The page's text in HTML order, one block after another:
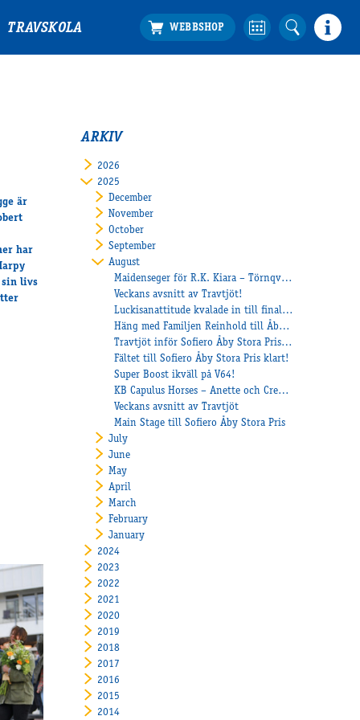
TRAVSKOLA
är
har
sin livs
ARKIV
2026
2025
December
November
October
September
August
Maidenseger för R.K. Kiara – Törnqvist tog tränardubbel
Veckans avsnitt av Travtjöt!
Luckisanattitude kvalade in till finalen av Svenskt Travderby!
Häng med Familjen Reinhold till Åby Travskola
Travtjöt inför Sofiero Åby Stora Pris 2025!
Fältet till Sofiero Åby Stora Pris klart!
Super Boost ikväll på V64!
KB Capulus Horses – Anette och Creder Johansson redo för Åby Stora Pris
Veckans avsnitt av Travtjöt
Main Stage till Sofiero Åby Stora Pris
July
June
May
April
March
February
January
2024
2023
2022
2021
2020
2019
2018
2017
2016
2015
2014